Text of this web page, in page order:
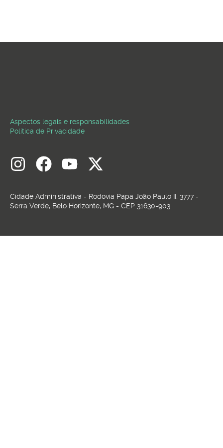
Aspectos legais e responsabilidades
Política de Privacidade
Cidade Administrativa - Rodovia Papa João Paulo II, 3777 -
Serra Verde, Belo Horizonte, MG - CEP 31630-903